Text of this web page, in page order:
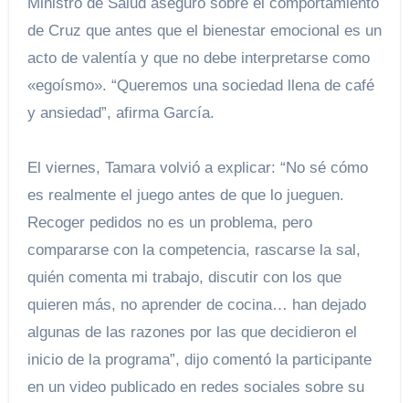
de Cruz que antes que el bienestar emocional es un
acto de valentía y que no debe interpretarse como
«egoísmo». “Queremos una sociedad llena de café
y ansiedad”, afirma García.
El viernes, Tamara volvió a explicar: “No sé cómo
es realmente el juego antes de que lo jueguen.
Recoger pedidos no es un problema, pero
compararse con la competencia, rascarse la sal,
quién comenta mi trabajo, discutir con los que
quieren más, no aprender de cocina… han dejado
algunas de las razones por las que decidieron el
inicio de la programa”, dijo comentó la participante
en un video publicado en redes sociales sobre su